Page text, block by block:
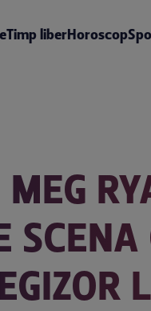
Timp liberHoroscop